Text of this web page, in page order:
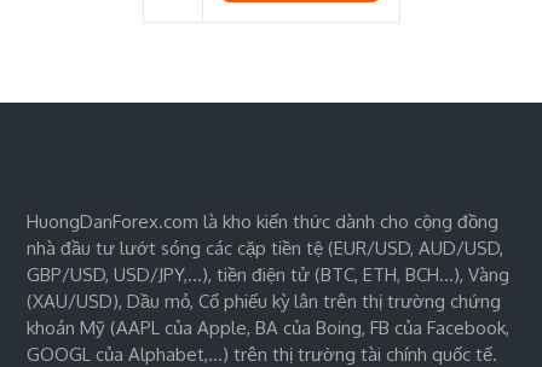
HuongDanForex.com là kho kiến thức dành cho cộng đồng
nhà đầu tư lướt sóng các cặp tiền tệ (EUR/USD, AUD/USD,
GBP/USD, USD/JPY,…), tiền điện tử (BTC, ETH, BCH…), Vàng
(XAU/USD), Dầu mỏ, Cổ phiếu kỳ lân trên thị trường chứng
khoán Mỹ (AAPL của Apple, BA của Boing, FB của Facebook,
GOOGL của Alphabet,…) trên thị trường tài chính quốc tế.